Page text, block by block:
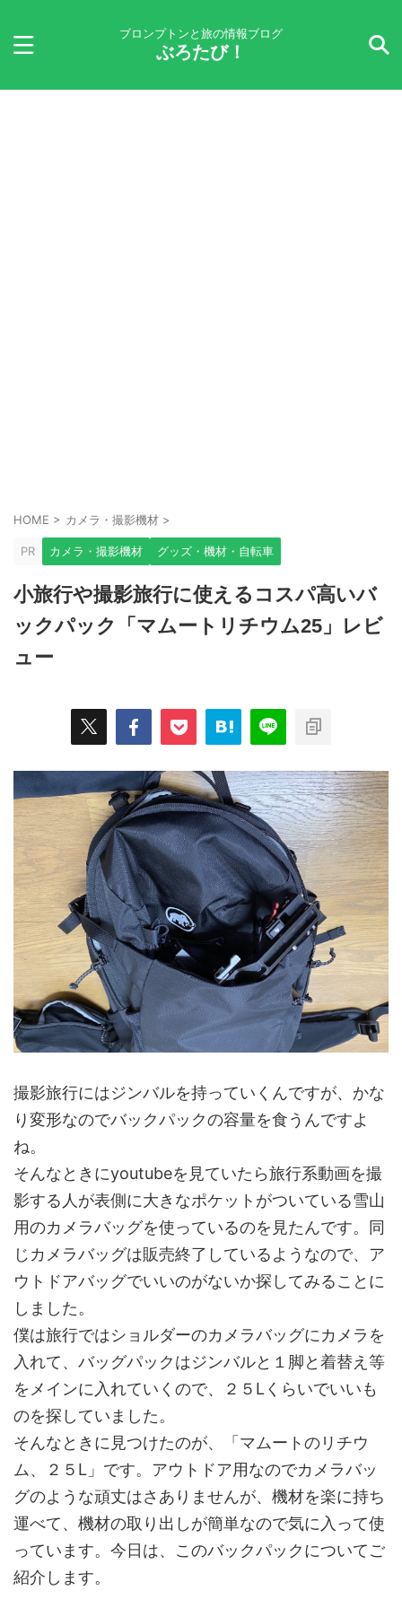
ブロンプトンと旅の情報ブログ
ぶろたび！
HOME > カメラ・撮影機材 >
PR カメラ・撮影機材 グッズ・機材・自転車
小旅行や撮影旅行に使えるコスパ高いバ
ックパック「マムートリチウム25」レビ
ュー
撮影旅行にはジンバルを持っていくんですが、かな
り変形なのでバックパックの容量を食うんですよ
ね。
そんなときにyoutubeを見ていたら旅行系動画を撮
影する人が表側に大きなポケットがついている雪山
用のカメラバッグを使っているのを見たんです。同
じカメラバッグは販売終了しているようなので、ア
ウトドアバッグでいいのがないか探してみることに
しました。
僕は旅行ではショルダーのカメラバッグにカメラを
入れて、バッグパックはジンバルと１脚と着替え等
をメインに入れていくので、２５Lくらいでいいも
のを探していました。
そんなときに見つけたのが、「マムートのリチウ
ム、２５L」です。アウトドア用なのでカメラバッ
グのような頑丈はさありませんが、機材を楽に持ち
運べて、機材の取り出しが簡単なので気に入って使
っています。今日は、このバックパックについてご
紹介します。